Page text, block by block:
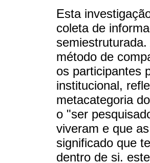
Esta
coleta de
método de
os participantes
institucional,
metacategoria
o "ser
viveram e que
significado que
dentro de si.